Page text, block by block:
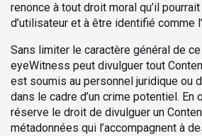
renonce à tout droit moral qu’il
d’utilisateur et à être identifié comme
Sans limiter le caractère général de
eyeWitness peut divulguer tout
est soumis au personnel juridique ou
dans le cadre d’un crime potentiel.
réserve le droit de divulguer un
métadonnées qui l’accompagnent à